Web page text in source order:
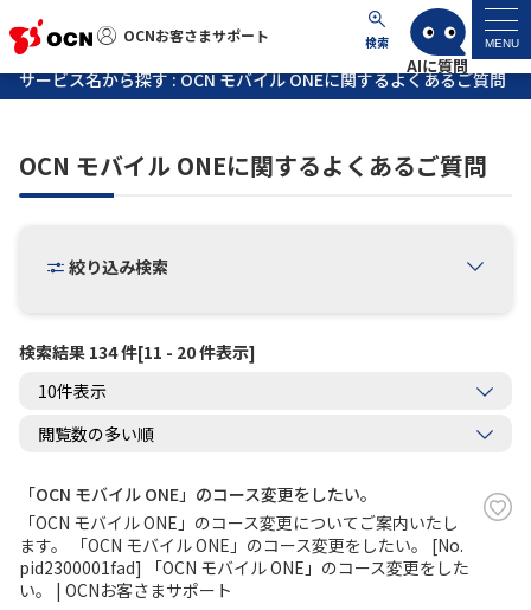
OCNお客さまサポート 検索 MENU
OCNお客さまサポート
マイページ
サポートトップ
よくあるご質問
工事・故障情報
お問い合わせ
履歴・お気に入り
サービス名から探す : OCN モバイル ONEに関するよくあるご質問
OCN モバイル ONEに関するよくあるご質問
絞り込み検索
検索結果 134 件[11 - 20 件表示]
「OCN モバイル ONE」のコース変更をしたい。
「OCN モバイル ONE」のコース変更についてご案内いたし
ます。 「OCN モバイル ONE」のコース変更をしたい。 [No.
pid2300001fad] 「OCN モバイル ONE」のコース変更をした
い。 | OCNお客さまサポート